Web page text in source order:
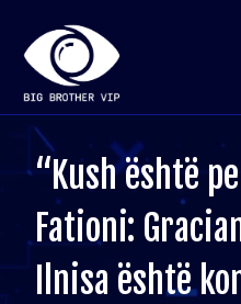
“Kush është
Fationi:
Ilnisa është